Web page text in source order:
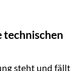
technischen
steht und fällt